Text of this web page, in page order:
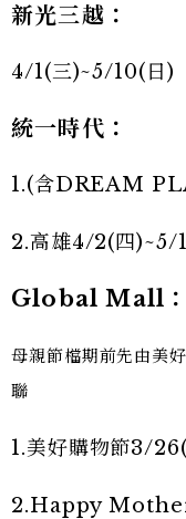
新光三越：
4/1(三)~5/10(日)
統一時代：
1.(含DREAM
2.高雄4/2(四)~5/
Global Mall：
母親節檔期前先由美
聯
1.美好購物節3/
2.Happy